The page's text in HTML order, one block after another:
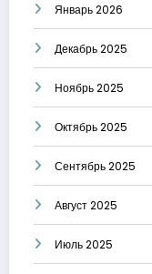
Январь 2026
Декабрь 2025
Ноябрь 2025
Октябрь 2025
Сентябрь 2025
Август 2025
Июль 2025